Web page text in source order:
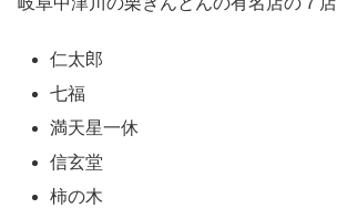
仁太郎
七福
満天星一休
信玄堂
柿の木